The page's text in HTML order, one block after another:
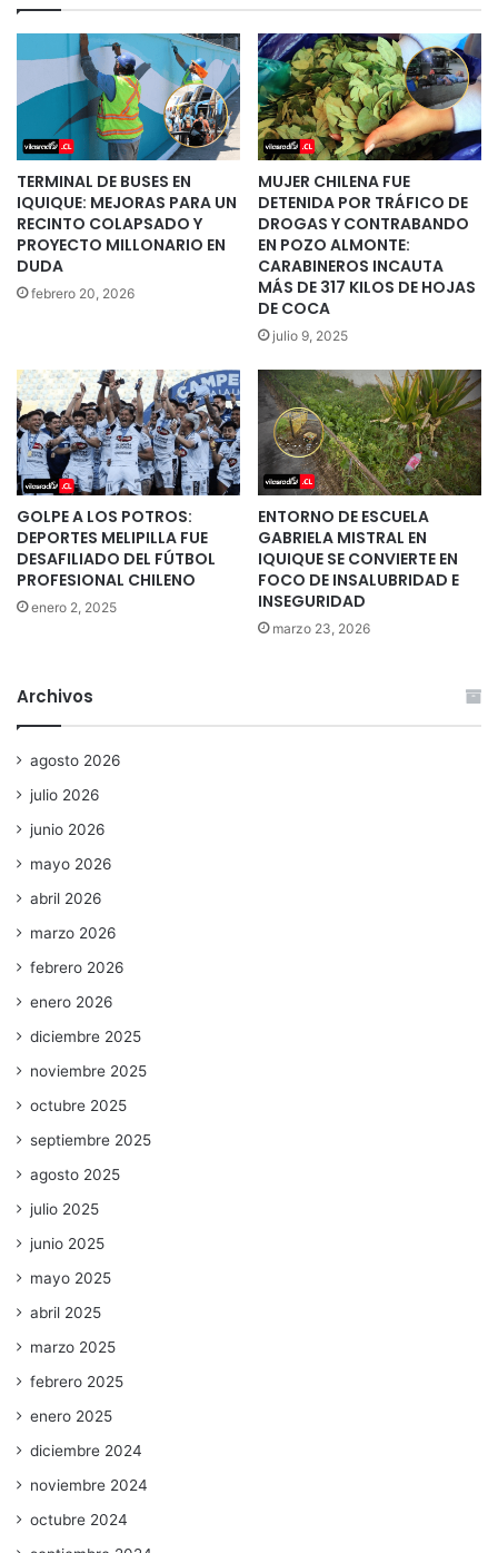
TERMINAL DE BUSES EN
IQUIQUE: MEJORAS PARA UN
RECINTO COLAPSADO Y
PROYECTO MILLONARIO EN
DUDA
febrero 20, 2026
MUJER CHILENA FUE
DETENIDA POR TRÁFICO DE
DROGAS Y CONTRABANDO
EN POZO ALMONTE:
CARABINEROS INCAUTA
MÁS DE 317 KILOS DE HOJAS
DE COCA
julio 9, 2025
GOLPE A LOS POTROS:
DEPORTES MELIPILLA FUE
DESAFILIADO DEL FÚTBOL
PROFESIONAL CHILENO
enero 2, 2025
ENTORNO DE ESCUELA
GABRIELA MISTRAL EN
IQUIQUE SE CONVIERTE EN
FOCO DE INSALUBRIDAD E
INSEGURIDAD
marzo 23, 2026
Archivos
agosto 2026
julio 2026
junio 2026
mayo 2026
abril 2026
marzo 2026
febrero 2026
enero 2026
diciembre 2025
noviembre 2025
octubre 2025
septiembre 2025
agosto 2025
julio 2025
junio 2025
mayo 2025
abril 2025
marzo 2025
febrero 2025
enero 2025
diciembre 2024
noviembre 2024
octubre 2024